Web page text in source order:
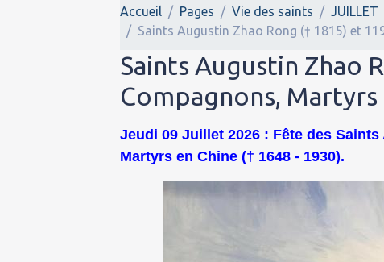
Accueil Pages Vie des saints
JUILLET
Saints Augustin Zhao Rong († 1815) et
Saints Augustin Zhao
Compagnons,
Jeudi 09 Juillet 2026 : Fête des
Martyrs en Chine († 1648 - 1930).